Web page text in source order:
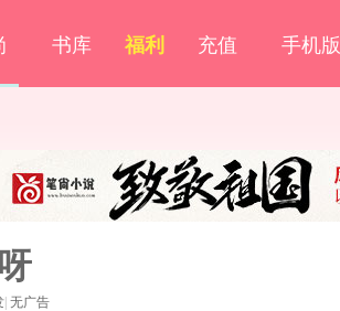
书库 福利 充值 手机版
无广告